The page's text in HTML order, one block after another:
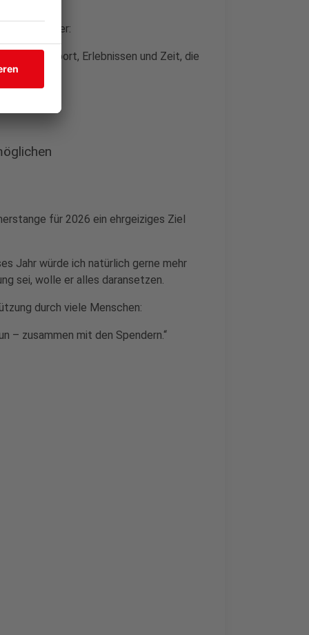
als früher:
aus Sport, Erlebnissen und Zeit, die
für 2026 ein ehrgeiziges Ziel
Jahr würde ich natürlich gerne mehr
sei, wolle er alles daransetzen.
durch viele Menschen:
– zusammen mit den Spendern.“